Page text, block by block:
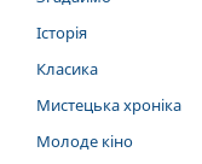
Історія
Класика
Мистецька хроніка
Молоде кіно